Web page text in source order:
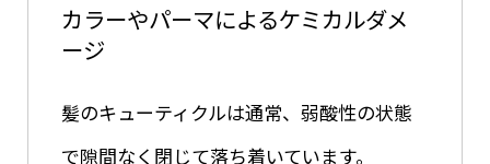
カラーやパーマによるケミカルダメ
ージ
髪のキューティクルは通常、弱酸性の状態
で隙間なく閉じて落ち着いています。